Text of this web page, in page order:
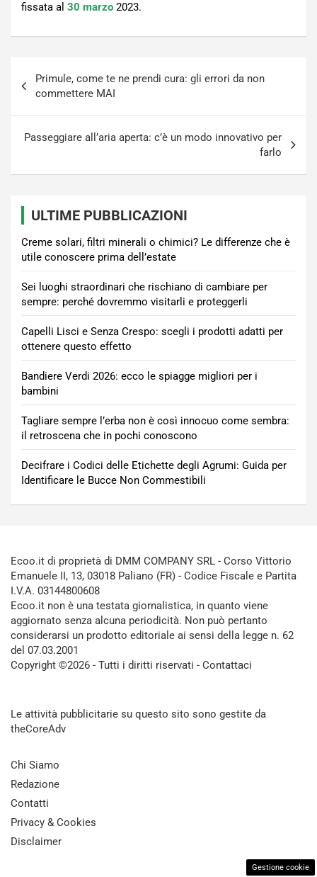
fissata al 30 marzo 2023.
articoli
Primule, come te ne prendi cura: gli errori da non
commettere MAI
Passeggiare all’aria aperta: c’è un modo innovativo per
farlo
ULTIME PUBBLICAZIONI
Creme solari, filtri minerali o chimici? Le differenze che è
utile conoscere prima dell’estate
Sei luoghi straordinari che rischiano di cambiare per
sempre: perché dovremmo visitarli e proteggerli
Capelli Lisci e Senza Crespo: scegli i prodotti adatti per
ottenere questo effetto
Bandiere Verdi 2026: ecco le spiagge migliori per i
bambini
Tagliare sempre l’erba non è così innocuo come sembra:
il retroscena che in pochi conoscono
Decifrare i Codici delle Etichette degli Agrumi: Guida per
Identificare le Bucce Non Commestibili
Ecoo.it di proprietà di DMM COMPANY SRL - Corso Vittorio
Emanuele II, 13, 03018 Paliano (FR) - Codice Fiscale e Partita
I.V.A. 03144800608
Ecoo.it non è una testata giornalistica, in quanto viene
aggiornato senza alcuna periodicità. Non può pertanto
considerarsi un prodotto editoriale ai sensi della legge n. 62
del 07.03.2001
Copyright ©2026 - Tutti i diritti riservati - Contattaci
Le attività pubblicitarie su questo sito sono gestite da
theCoreAdv
Chi Siamo
Redazione
Contatti
Privacy & Cookies
Disclaimer
Gestione cookie